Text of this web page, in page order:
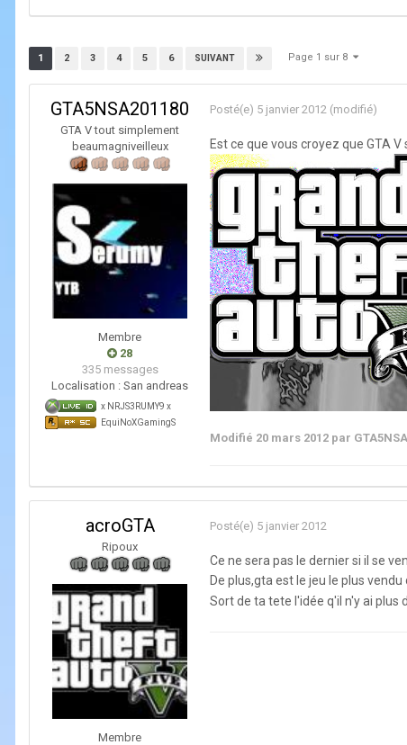
1 2 3 4 5 6 SUIVANT Page 1 sur 8
GTA5NSA201180
GTA V tout simplement
beaumagniveilleux
Membre
28
335 messages
Localisation : San andreas
x NRJS3RUMY9 x
EquiNoXGamingS
Posté(e) 5 janvier 2012 (modifié)
Est ce que vous croyez que GTA V
Modifié 20 mars 2012 par
acroGTA
Ripoux
Membre
Posté(e) 5 janvier 2012
Ce ne sera pas le dernier si il se
De plus,gta est le jeu le plus vendu
Sort de ta tete l'idée q'il n'y ai plus